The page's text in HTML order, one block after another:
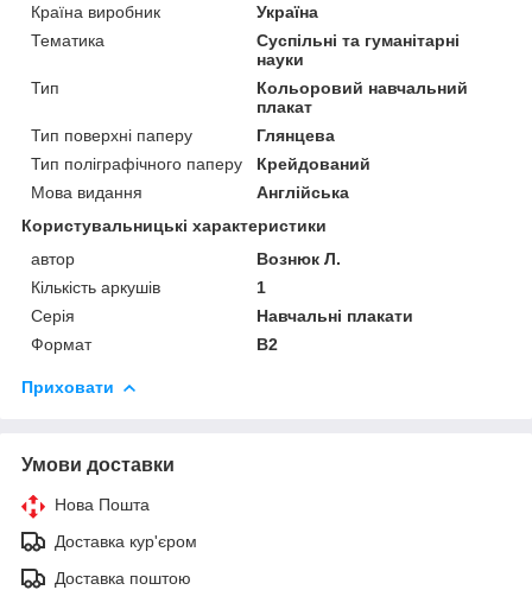
Країна виробник
Україна
Тематика
Суспільні та гуманітарні
науки
Тип
Кольоровий навчальний
плакат
Тип поверхні паперу
Глянцева
Тип поліграфічного паперу
Крейдований
Мова видання
Англійська
Користувальницькі характеристики
автор
Вознюк Л.
Кількість аркушів
1
Серія
Навчальні плакати
Формат
В2
Приховати
Умови доставки
Нова Пошта
Доставка кур'єром
Доставка поштою